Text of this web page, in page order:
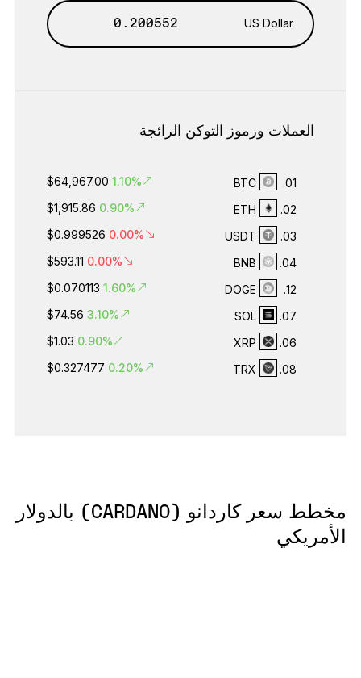
مخطط سعر كاردانو (CARDANO) بالدولار
الأمريكي
US Dollar
العملات ورموز التوكن الرائجة
01.
BTC
1.10%
02.
ETH
0.90%
03.
USDT
0.00%
04.
BNB
0.00%
12.
DOGE
1.60%
07.
SOL
3.10%
06.
XRP
0.90%
08.
TRX
0.20%